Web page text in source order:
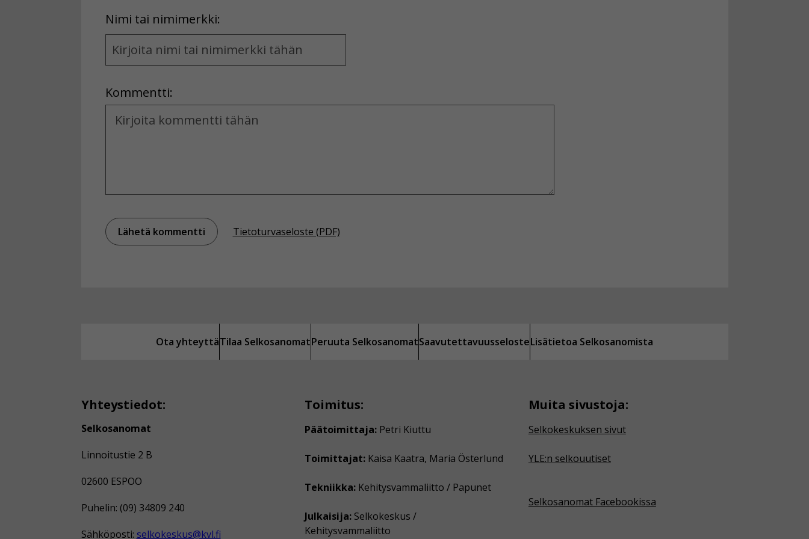
Nimi tai nimimerkki:
Name
and
Kommentti:
Kommentti
Tietoturvaseloste (PDF)
Ota yhteyttäTilaa SelkosanomatPeruuta SelkosanomatSaavutettavuusselosteLisätietoa Selkosanomista
Yhteystiedot:
Selkosanomat
Linnoitustie 2 B
02600 ESPOO
Puhelin: (09) 34809 240
Sähköposti: selkokeskus@kvl.fi
Toimitus:
Päätoimittaja: Petri Kiuttu
Toimittajat: Kaisa Kaatra, Maria Österlund
Tekniikka: Kehitysvammaliitto / Papunet
Julkaisija: Selkokeskus /
Kehitysvammaliitto
Muita sivustoja:
Selkokeskuksen sivut
YLE:n selkouutiset
Selkosanomat Facebookissa